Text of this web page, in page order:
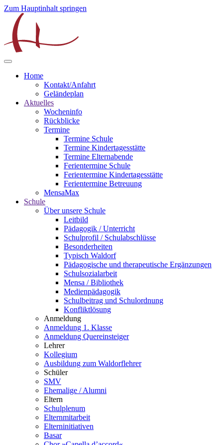
Zum Hauptinhalt springen
Home
Kontakt/Anfahrt
Geländeplan
Aktuelles
Wocheninfo
Rückblicke
Termine
Termine Schule
Termine Kindertagesstätte
Termine Elternabende
Ferientermine Schule
Ferientermine Kindertagesstätte
Ferientermine Betreuung
MensaMax
Schule
Über unsere Schule
Leitbild
Pädagogik / Unterricht
Schulprofil / Schulabschlüsse
Besonderheiten
Typisch Waldorf
Pädagogische und therapeutische Ergänzungen
Schulsozialarbeit
Mensa / Bibliothek
Medienpädagogik
Schulbeitrag und Schulordnung
Konfliktlösung
Anmeldung
Anmeldung 1. Klasse
Anmeldung Quereinsteiger
Lehrer
Kollegium
Ausbildung zum Waldorflehrer
Schüler
SMV
Ehemalige / Alumni
Eltern
Schulplenum
Elternmitarbeit
Elterninitiativen
Basar